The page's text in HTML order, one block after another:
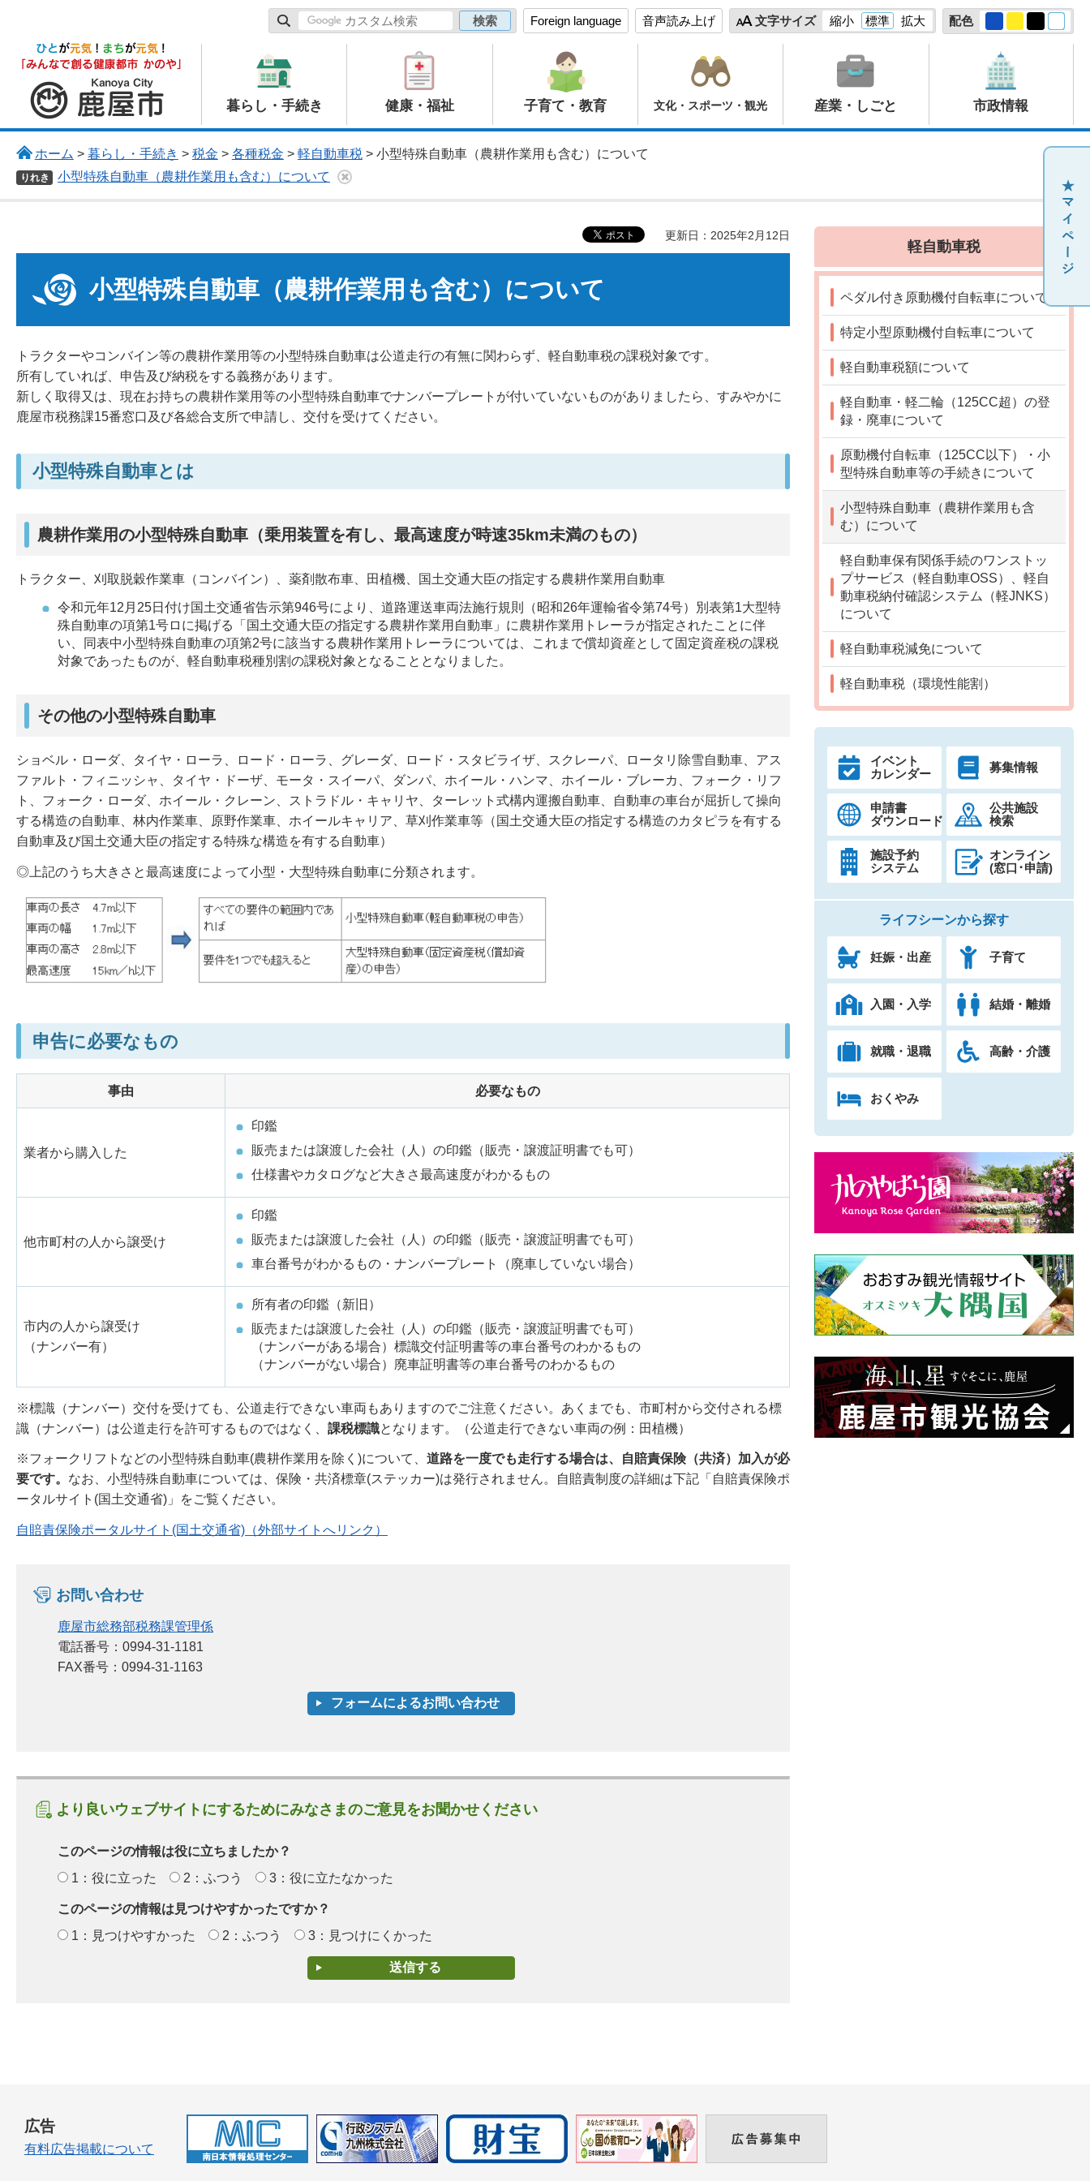
Foreign language 音声読み上げ 文字サイズ 縮小 標準 拡大 配色
鹿屋市
暮らし・手続き 健康・福祉 子育て・教育 文化・スポーツ・観光 産業・しごと 市政情報
ホーム > 暮らし・手続き > 税金 > 各種税金 > 軽自動車税> 小型特殊自動車（農耕作業用も含む）について
りれき 小型特殊自動車（農耕作業用も含む）について
更新日：2025年2月12日
小型特殊自動車（農耕作業用も含む）について
トラクターやコンバイン等の農耕作業用等の小型特殊自動車は公道走行の有無に関わらず、軽自動車税の課税対象です。
所有していれば、申告及び納税をする義務があります。
新しく取得又は、現在お持ちの農耕作業用等の小型特殊自動車でナンバープレートが付いていないものがありましたら、すみやかに
鹿屋市税務課15番窓口及び各総合支所で申請し、交付を受けてください。
小型特殊自動車とは
農耕作業用の小型特殊自動車（乗用装置を有し、最高速度が時速35km未満のもの）
トラクター、刈取脱穀作業車（コンバイン）、薬剤散布車、田植機、国土交通大臣の指定する農耕作業用自動車
令和元年12月25日付け国土交通省告示第946号により、道路運送車両法施行規則（昭和26年運輸省令第74号）別表第1大型特
殊自動車の項第1号ロに掲げる「国土交通大臣の指定する農耕作業用自動車」に農耕作業用トレーラが指定されたことに伴
い、同表中小型特殊自動車の項第2号に該当する農耕作業用トレーラについては、これまで償却資産として固定資産税の課税
対象であったものが、軽自動車税種別割の課税対象となることとなりました。
その他の小型特殊自動車
ショベル・ローダ、タイヤ・ローラ、ロード・ローラ、グレーダ、ロード・スタビライザ、スクレーパ、ロータリ除雪自動車、アス
ファルト・フィニッシャ、タイヤ・ドーザ、モータ・スイーパ、ダンパ、ホイール・ハンマ、ホイール・ブレーカ、フォーク・リフ
ト、フォーク・ローダ、ホイール・クレーン、ストラドル・キャリヤ、ターレット式構内運搬自動車、自動車の車台が屈折して操向
する構造の自動車、林内作業車、原野作業車、ホイールキャリア、草刈作業車等（国土交通大臣の指定する構造のカタピラを有する
自動車及び国土交通大臣の指定する特殊な構造を有する自動車）
◎上記のうち大きさと最高速度によって小型・大型特殊自動車に分類されます。
申告に必要なもの
事由 必要なもの
業者から購入した
印鑑
販売または譲渡した会社（人）の印鑑（販売・譲渡証明書でも可）
仕様書やカタログなど大きさ最高速度がわかるもの
他市町村の人から譲受け
印鑑
販売または譲渡した会社（人）の印鑑（販売・譲渡証明書でも可）
車台番号がわかるもの・ナンバープレート（廃車していない場合）
市内の人から譲受け
（ナンバー有）
所有者の印鑑（新旧）
販売または譲渡した会社（人）の印鑑（販売・譲渡証明書でも可）
（ナンバーがある場合）標識交付証明書等の車台番号のわかるもの
（ナンバーがない場合）廃車証明書等の車台番号のわかるもの
※標識（ナンバー）交付を受けても、公道走行できない車両もありますのでご注意ください。あくまでも、市町村から交付される標
識（ナンバー）は公道走行を許可するものではなく、 課税標識となります。（公道走行できない車両の例：田植機）
※フォークリフトなどの小型特殊自動車(農耕作業用を除く)について、 道路を一度でも走行する場合は、自賠責保険（共済）加入が必
要です。 なお、小型特殊自動車については、保険・共済標章(ステッカー)は発行されません。自賠責制度の詳細は下記「自賠責保険ポ
ータルサイト(国土交通省)」をご覧ください。
自賠責保険ポータルサイト(国土交通省)（外部サイトへリンク）
お問い合わせ
鹿屋市総務部税務課管理係
電話番号：0994-31-1181
FAX番号：0994-31-1163
より良いウェブサイトにするためにみなさまのご意見をお聞かせください
このページの情報は役に立ちましたか？
1：役に立った
2：ふつう 3：役に立たなかった
このページの情報は見つけやすかったですか？
1：見つけやすかった
2：ふつう 3：見つけにくかった
軽自動車税
ペダル付き原動機付自転車について
特定小型原動機付自転車について
軽自動車税額について
軽自動車・軽二輪（125CC超）の登
録・廃車について
原動機付自転車（125CC以下）・小
型特殊自動車等の手続きについて
小型特殊自動車（農耕作業用も含
む）について
軽自動車保有関係手続のワンストッ
プサービス（軽自動車OSS）、軽自
動車税納付確認システム（軽JNKS）
について
軽自動車税減免について
軽自動車税（環境性能割）
イベント
カレンダー
募集情報
申請書
ダウンロード
公共施設
検索
施設予約
システム
オンライン
(窓口･申請)
ライフシーンから探す
妊娠・出産 子育て
入園・入学 結婚・離婚
就職・退職 高齢・介護
おくやみ
広告
有料広告掲載について